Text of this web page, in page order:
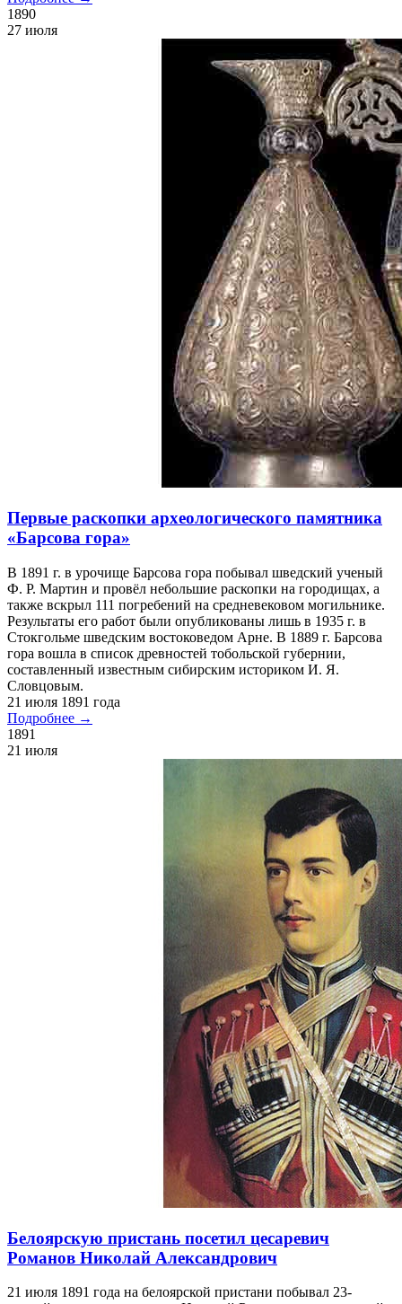
Открыта первая больница Сургутского уезда
Первая больница была рассчитана на 16 коек, и в 1890 г. ней
пролечились 57 больных. Бесплатно могли в ней лечиться
только коренные жители; русские горожане - за плату. До 1888
г. на весь город и округ был лишь один врач и нередко
городское население оставалось без медицинской помощи на
Первые раскопки археологического памятника
В 1891 г. в урочище Барсова гора побывал шведский ученый
Ф. Р. Мартин и провёл небольшие раскопки на городищах, а
также вскрыл 111 погребений на средневековом могильнике.
Результаты его работ были опубликованы лишь в 1935 г. в
Стокгольме шведским востоковедом Арне. В 1889 г. Барсова
гора вошла в список древностей тобольской губернии,
составленный известным сибирским историком И. Я.